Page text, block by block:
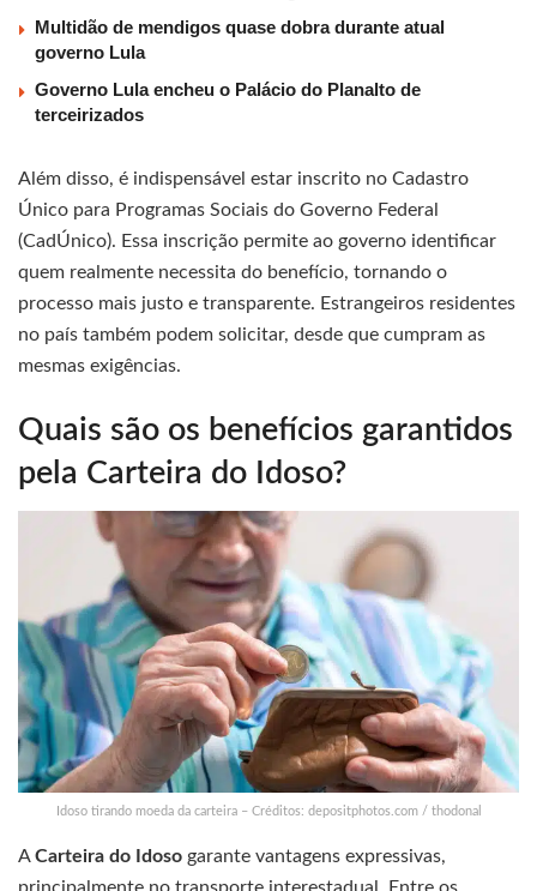
Multidão de mendigos quase dobra durante atual
governo Lula
Governo Lula encheu o Palácio do Planalto de
terceirizados
Além disso, é indispensável estar inscrito no Cadastro
Único para Programas Sociais do Governo Federal
(CadÚnico). Essa inscrição permite ao governo identificar
quem realmente necessita do benefício, tornando o
processo mais justo e transparente. Estrangeiros residentes
no país também podem solicitar, desde que cumpram as
mesmas exigências.
Quais são os benefícios garantidos
pela Carteira do Idoso?
Idoso tirando moeda da carteira – Créditos: depositphotos.com / thodonal
ACarteira do Idoso garante vantagens expressivas,